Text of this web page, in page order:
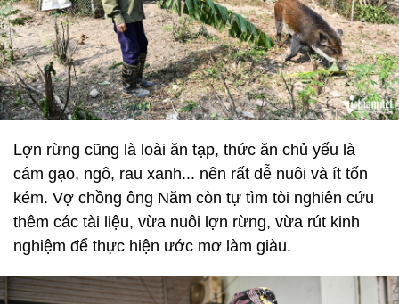
Lợn rừng cũng là loài ăn tạp, thức ăn chủ yếu là
cám gạo, ngô, rau xanh... nên rất dễ nuôi và ít tốn
kém. Vợ chồng ông Năm còn tự tìm tòi nghiên cứu
thêm các tài liệu, vừa nuôi lợn rừng, vừa rút kinh
nghiệm để thực hiện ước mơ làm giàu.